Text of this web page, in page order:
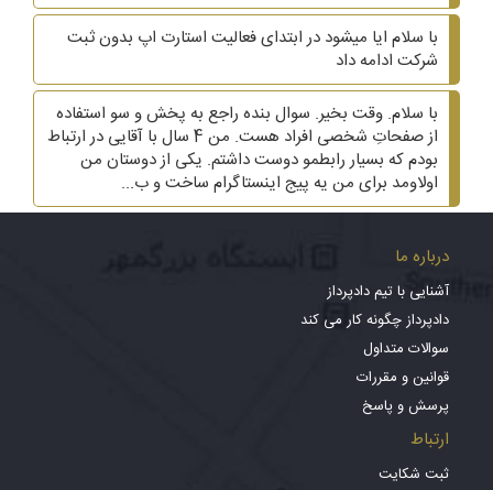
با سلام ایا میشود در ابتدای فعالیت استارت اپ بدون ثبت
شرکت ادامه داد
با سلام. وقت بخیر. سوال بنده راجع به پخش و سو استفاده
از صفحاتِ شخصی افراد هست. من 4 سال با آقایی در ارتباط
بودم که بسیار رابطمو دوست داشتم. یکی از دوستان من
اولاومد برای من یه پیج اینستاگرام ساخت و ب...
درباره ما
آشنایی با تیم دادپرداز
دادپرداز چگونه کار می کند
سوالات متداول
قوانین و مقررات
پرسش و پاسخ
ارتباط
ثبت شکایت